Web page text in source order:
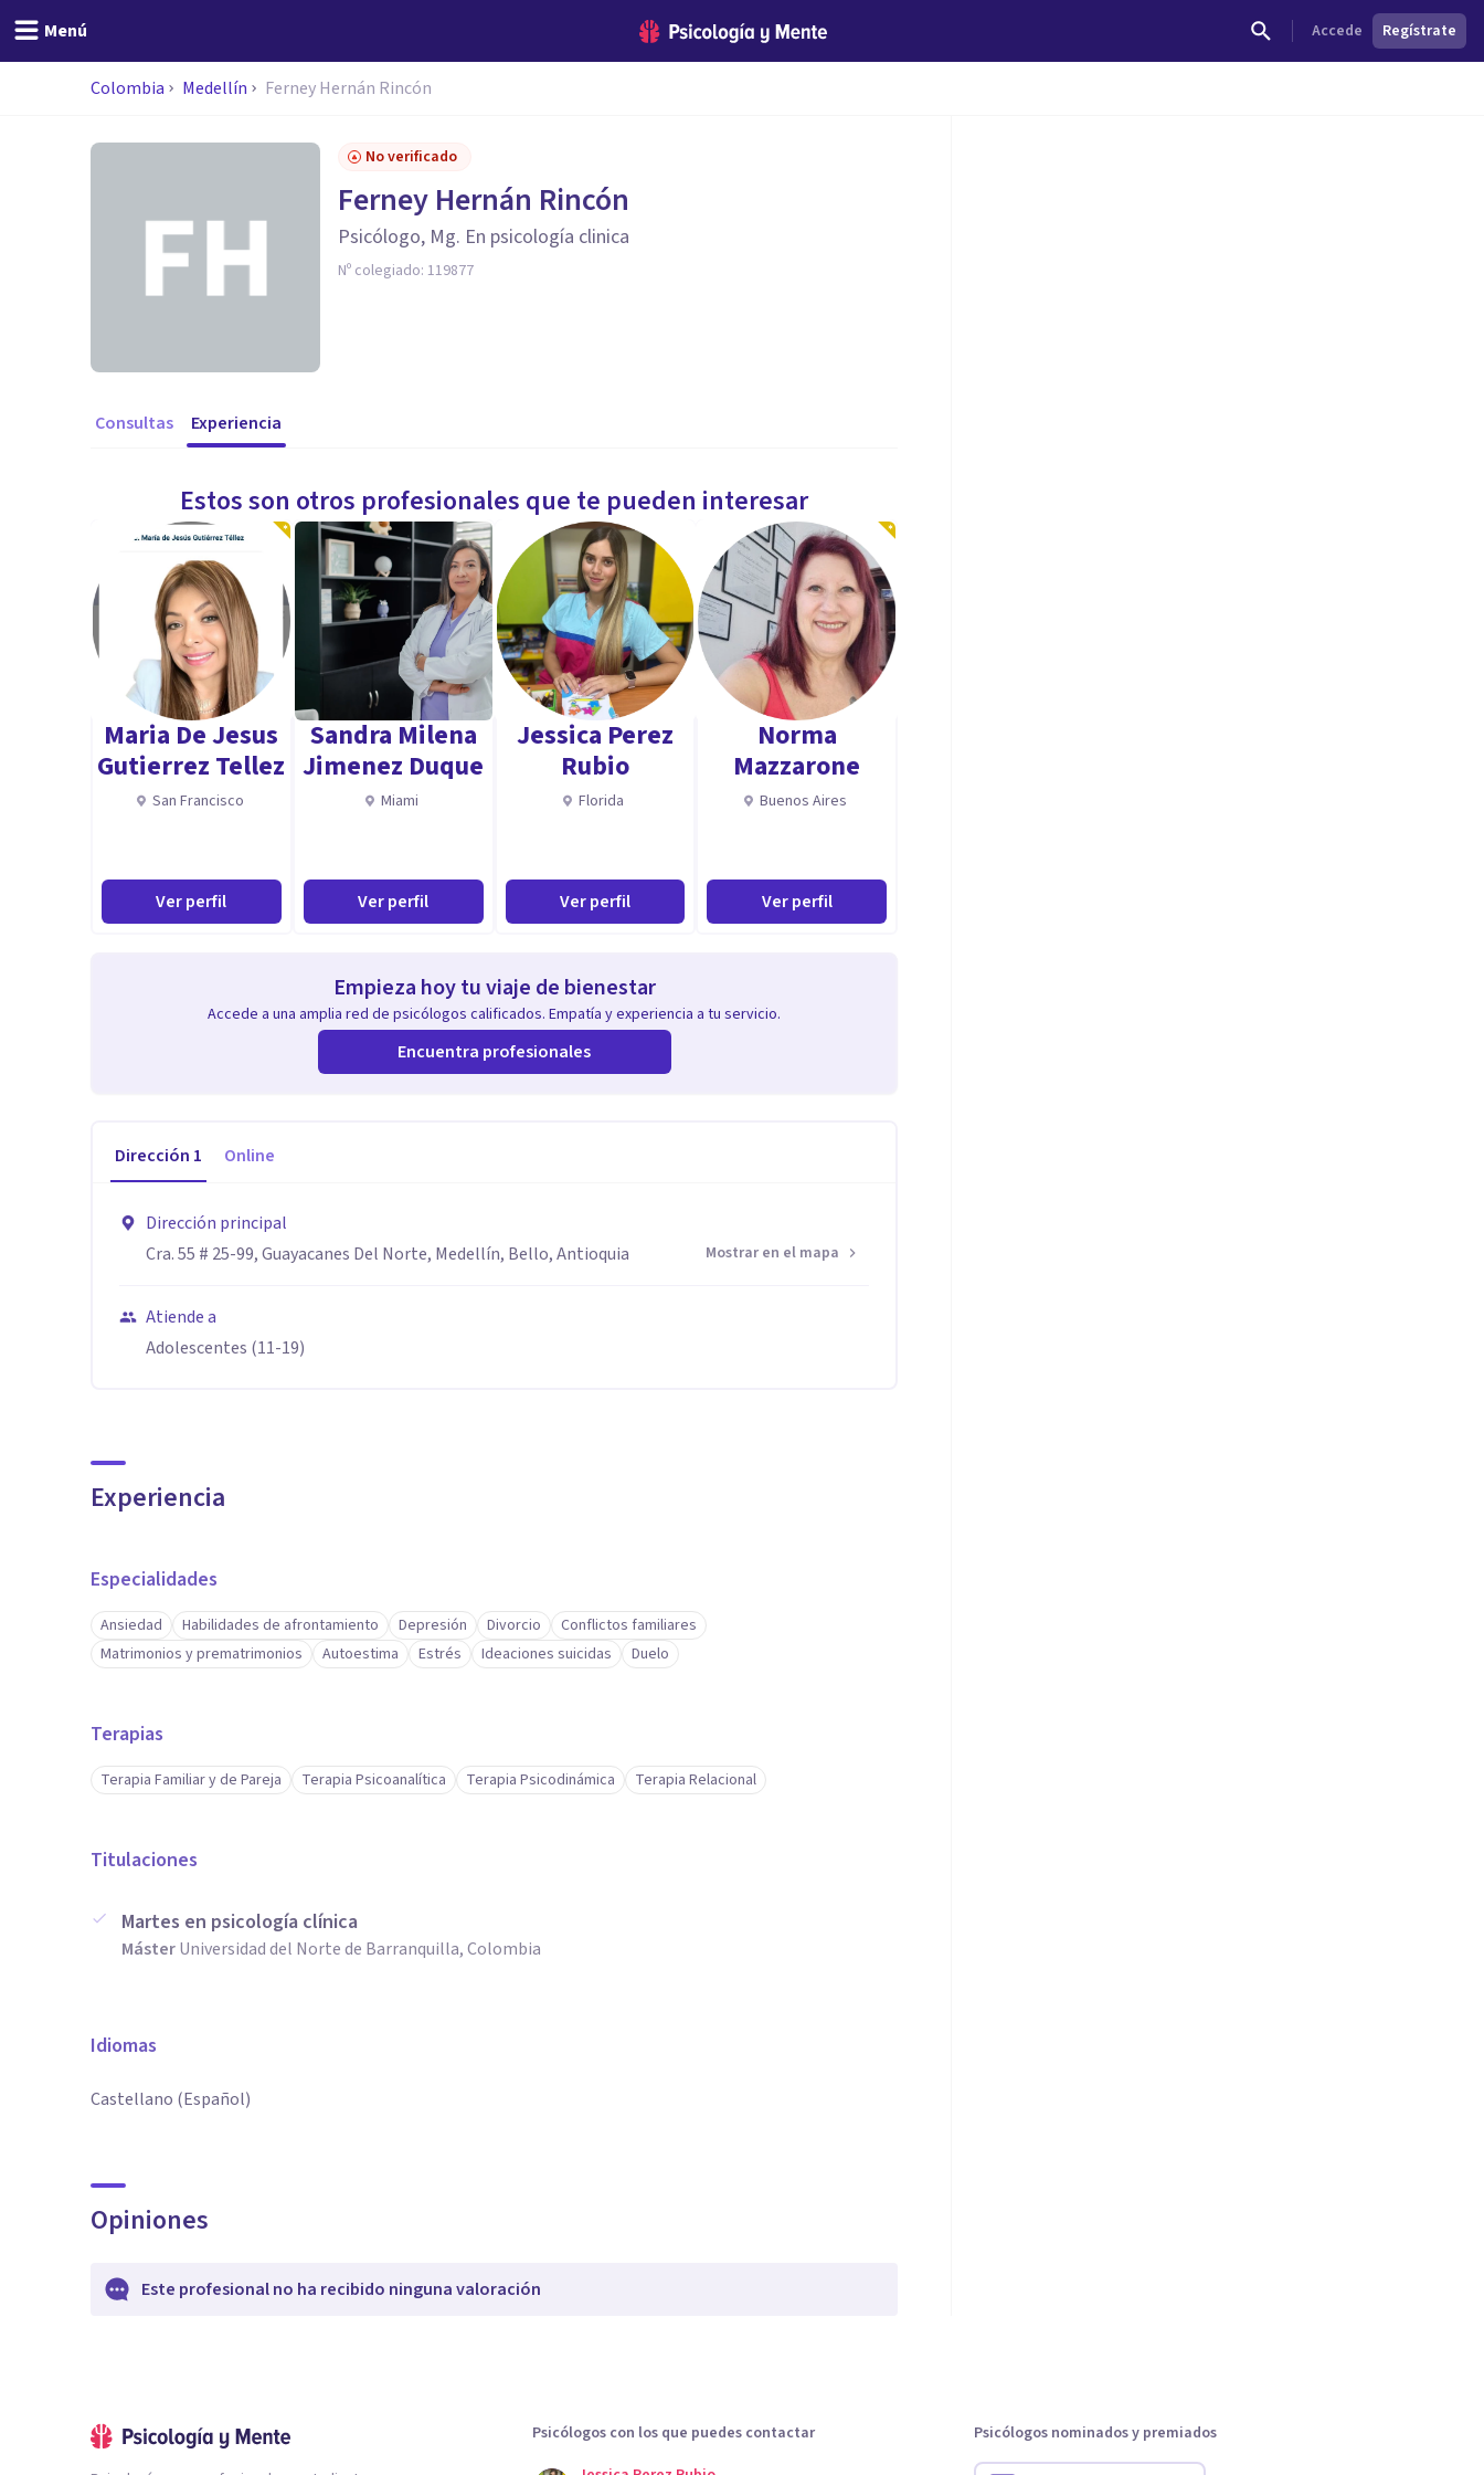
Menú Accede Regístrate
Colombia Medellín Ferney Hernán Rincón
No verificado
Ferney Hernán Rincón
Psicólogo, Mg. En psicología clinica
Nº colegiado: 119877
Consultas Experiencia
Estos son otros profesionales que te pueden interesar
Maria De Jesus
Gutierrez Tellez
San Francisco
Ver perfil
Sandra Milena
Jimenez Duque
Miami
Ver perfil
Jessica Perez
Rubio
Florida
Ver perfil
Norma
Mazzarone
Buenos Aires
Ver perfil
Empieza hoy tu viaje de bienestar
Accede a una amplia red de psicólogos calificados. Empatía y experiencia a tu servicio.
Encuentra profesionales
Dirección 1 Online
Dirección principal
Cra. 55 # 25-99, Guayacanes Del Norte, Medellín, Bello, Antioquia
Mostrar en el mapa
Atiende a
Adolescentes (11-19)
Experiencia
Especialidades
Ansiedad Habilidades de afrontamiento Depresión Divorcio
Conflictos familiares
Matrimonios y prematrimonios
Autoestima Estrés Ideaciones suicidas Duelo
Terapias
Terapia Familiar y de Pareja Terapia Psicoanalítica Terapia Psicodinámica Terapia Relacional
Titulaciones
Martes en psicología clínica
MásterUniversidad del Norte de Barranquilla, Colombia
Idiomas
Castellano (Español)
Opiniones
Este profesional no ha recibido ninguna valoración
Psicólogos con los que puedes contactar
Psicólogos nominados y premiados